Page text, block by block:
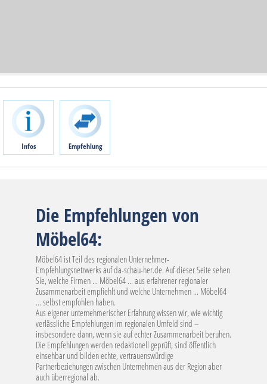
Infos Empfehlung
Die Empfehlungen von
Möbel64:
Möbel64 ist Teil des regionalen Unternehmer-
Empfehlungsnetzwerks auf da-schau-her.de. Auf dieser Seite sehen
Sie, welche Firmen ... Möbel64 ... aus erfahrener regionaler
Zusammenarbeit empfiehlt und welche Unternehmen ... Möbel64
... selbst empfohlen haben.
Aus eigener unternehmerischer Erfahrung wissen wir, wie wichtig
verlässliche Empfehlungen im regionalen Umfeld sind –
insbesondere dann, wenn sie auf echter Zusammenarbeit beruhen.
Die Empfehlungen werden redaktionell geprüft, sind öffentlich
einsehbar und bilden echte, vertrauenswürdige
Partnerbeziehungen zwischen Unternehmen aus der Region aber
auch überregional ab.